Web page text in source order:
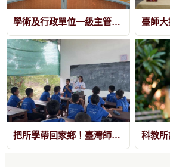
學術及行政單位一級主管聯合交接 攜手深化校務治理 共創永續發展新局
把所學帶回家鄉！臺灣師大緬甸同學會返鄉教學 點亮華校孩童學習路